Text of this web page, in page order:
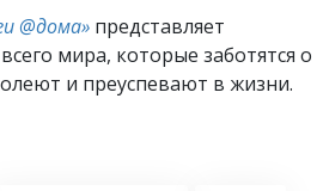
@дома» представляет
мира, которые заботятся о
и преуспевают в жизни.